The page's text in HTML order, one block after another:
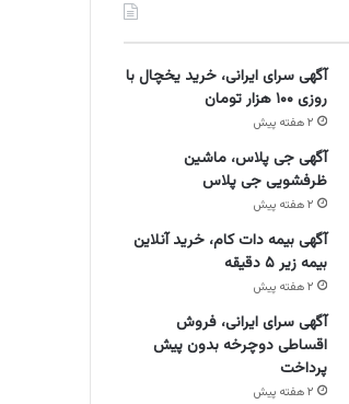
آگهی سرای ایرانی، خرید یخچال با
روزی ۱۰۰ هزار تومان
۲ هفته پیش
آگهی جی پلاس، ماشین
ظرفشویی جی پلاس
۲ هفته پیش
آگهی بیمه دات کام، خرید آنلاین
بیمه زیر ۵ دقیقه
۲ هفته پیش
آگهی سرای ایرانی، فروش
اقساطی دوچرخه بدون پیش
پرداخت
۲ هفته پیش